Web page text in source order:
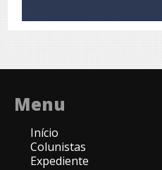
Menu
Início
Colunistas
Expediente